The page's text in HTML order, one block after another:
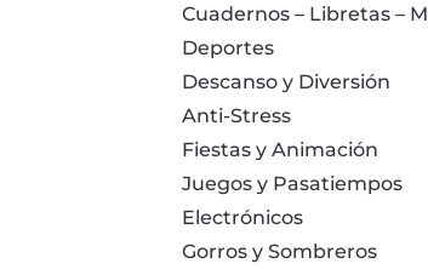
Cuadernos – Libretas –
Deportes
Descanso y Diversión
Anti-Stress
Fiestas y Animación
Juegos y Pasatiempos
Electrónicos
Gorros y Sombreros